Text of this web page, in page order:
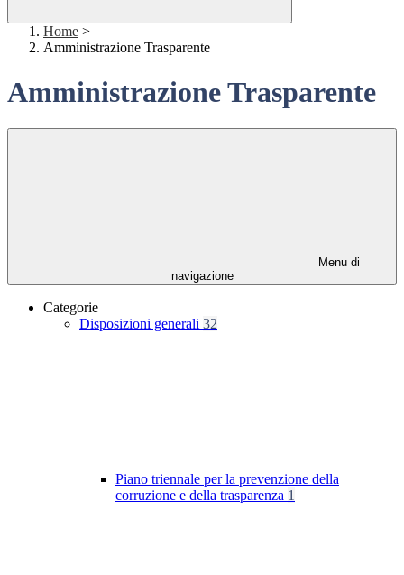
Home >
Amministrazione Trasparente
Amministrazione Trasparente
Menu di
navigazione
Categorie
Disposizioni generali 32
Piano triennale per la prevenzione della
corruzione e della trasparenza 1